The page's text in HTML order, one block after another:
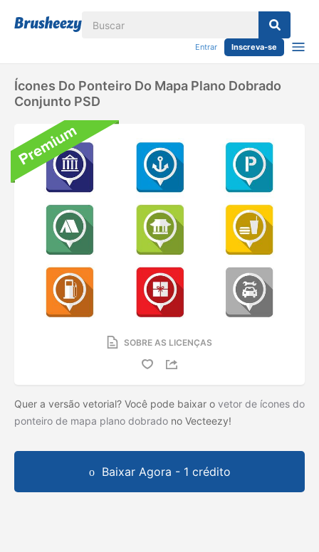
Entrar Inscreva-se
Ícones Do Ponteiro Do Mapa Plano Dobrado
Conjunto PSD
SOBRE AS LICENÇAS
Quer a versão vetorial? Você pode baixar o vetor de ícones do
ponteiro de mapa plano dobrado no Vecteezy!
Baixar Agora - 1 crédito